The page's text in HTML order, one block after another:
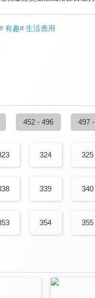
有趣# 生活應用
452 - 496 497
324 325
339 340
354 355